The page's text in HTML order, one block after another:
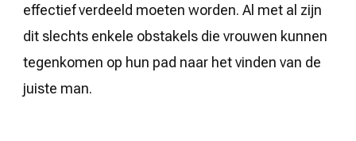
effectief verdeeld moeten worden. Al met al zijn
dit slechts enkele obstakels die vrouwen kunnen
tegenkomen op hun pad naar het vinden van de
juiste man.